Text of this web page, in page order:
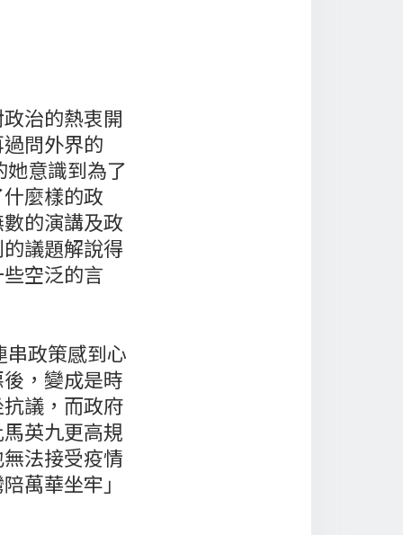
治的熱衷開
問外界的
意識到為了
麼樣的政
的演講及政
議題解說得
空泛的言
政策感到心
，變成是時
議，而政府
英九更高規
法接受疫情
萬華坐牢」